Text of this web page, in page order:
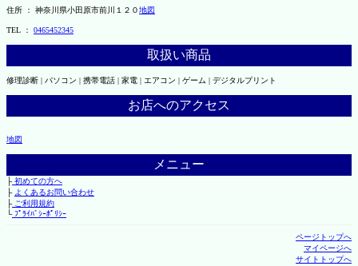
住所 ： 神奈川県小田原市前川１２０地図
TEL ： 0465452345
取扱い商品
修理診断 | パソコン | 携帯電話 | 家電 | エアコン | ゲーム | デジタルプリント
お店へのアクセス
地図
メニュー
├初めての方へ
├ よくあるお問い合わせ
├ご利用規約
└ﾌﾟﾗｲﾊﾞｼｰﾎﾟﾘｼｰ
ページトップへ
マイページへ
サイトトップへ